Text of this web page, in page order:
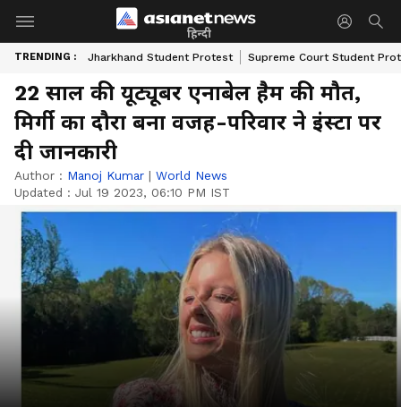
हिन्दी
TRENDING : Jharkhand Student Protest Supreme Court Student
22 साल की यूट्यूबर एनाबेल हैम की मौत,
मिर्गी का दौरा बना वजह-परिवार ने इंस्टा पर
दी जानकारी
Author : Manoj Kumar | World News
Updated : Jul 19 2023, 06:10 PM IST